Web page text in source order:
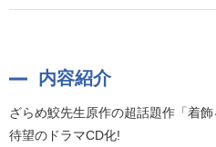
内容紹介
ざらめ鮫先生原作の超話題作「着
待望のドラマCD化!